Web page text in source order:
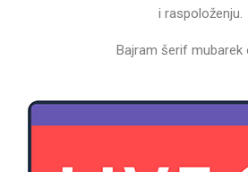
i raspoloženju.
Bajram šerif mubarek